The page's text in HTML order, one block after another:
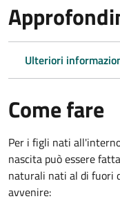
Ulteriori
Come fare
Per i figli nati
nascita può essere
naturali nati al di fuori
avvenire: